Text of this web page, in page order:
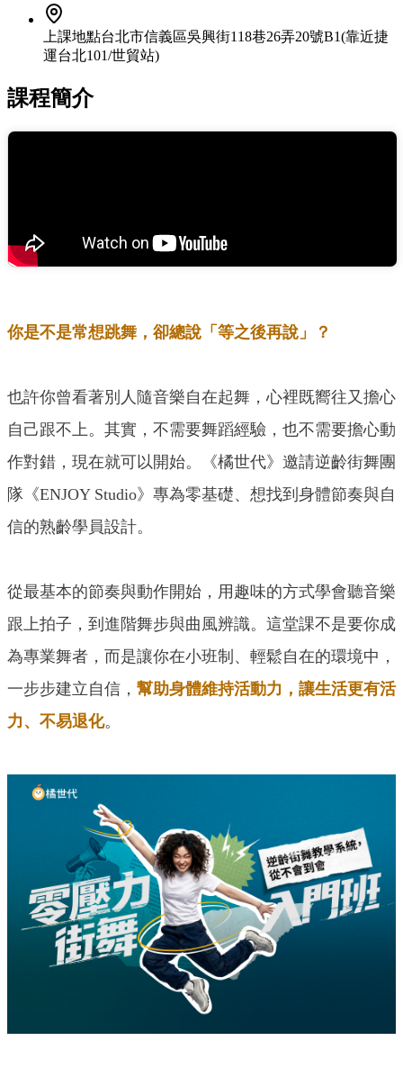
上課地點台北市信義區吳興街118巷26弄20號B1(靠近捷
運台北101/世貿站)
課程簡介
你是不是常想跳舞，卻總說「等之後再說」？
也許你曾看著別人隨音樂自在起舞，心裡既嚮往又擔心
自己跟不上。其實，不需要舞蹈經驗，也不需要擔心動
作對錯，現在就可以開始。《橘世代》邀請逆齡街舞團
隊《ENJOY Studio》專為零基礎、想找到身體節奏與自
信的熟齡學員設計。
從最基本的節奏與動作開始，用趣味的方式學會聽音樂
跟上拍子，到進階舞步與曲風辨識。這堂課不是要你成
為專業舞者，而是讓你在小班制、輕鬆自在的環境中，
一步步建立自信， 幫助身體維持活動力，讓生活更有活
力、不易退化。